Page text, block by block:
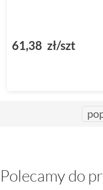
61,38 zł/szt
Polecamy do